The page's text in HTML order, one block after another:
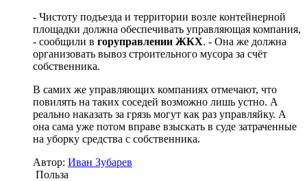
- Чистоту подъезда и территории возле контейнерной
площадки должна обеспечивать управляющая компания,
- сообщили в горуправлении ЖКХ. - Она же должна
организовать вывоз строительного мусора за счёт
собственника.
В самих же управляющих компаниях отмечают, что
повилять на таких соседей возможно лишь устно. А
реально наказать за грязь могут как раз управляйку. А
она сама уже потом вправе взыскать в суде затраченные
на уборку средства с собственника.
Автор: Иван Зубарев
Польза